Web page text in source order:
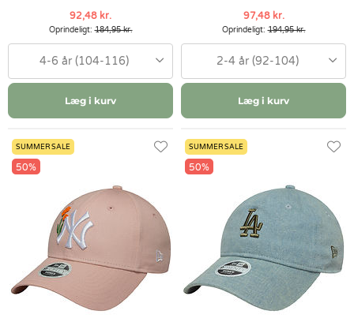
92,48 kr.
Oprindeligt:184,95 kr.
4-6 år (104-116)
Læg i kurv
97,48 kr.
Oprindeligt:194,95 kr.
2-4 år (92-104)
Læg i kurv
SUMMER SALE
50%
SUMMER SALE
50%